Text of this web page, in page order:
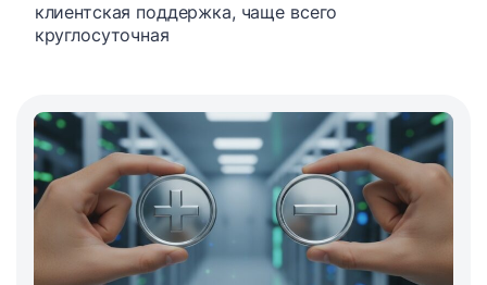
клиентская поддержка, чаще всего
круглосуточная